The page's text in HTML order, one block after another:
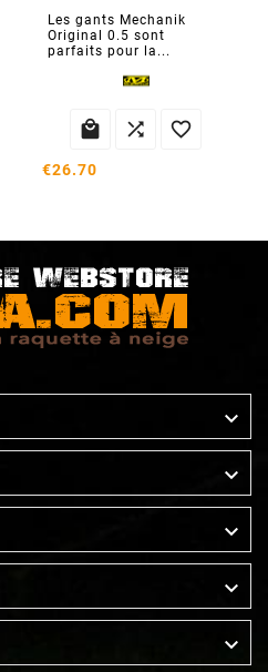
Les gants Mechanik
Original 0.5 sont
parfaits pour la...
  
€26.70




